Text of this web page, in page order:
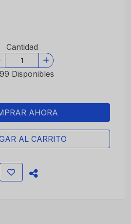
Cantidad
Disponibles
AHORA
AL CARRITO